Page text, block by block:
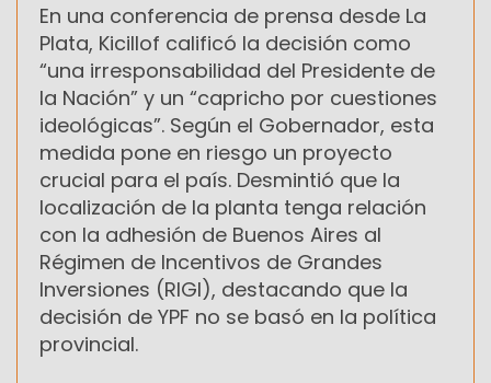
En una conferencia de prensa desde La
Plata, Kicillof calificó la decisión como
“una irresponsabilidad del Presidente de
la Nación” y un “capricho por cuestiones
ideológicas”. Según el Gobernador, esta
medida pone en riesgo un proyecto
crucial para el país. Desmintió que la
localización de la planta tenga relación
con la adhesión de Buenos Aires al
Régimen de Incentivos de Grandes
Inversiones (RIGI), destacando que la
decisión de YPF no se basó en la política
provincial.